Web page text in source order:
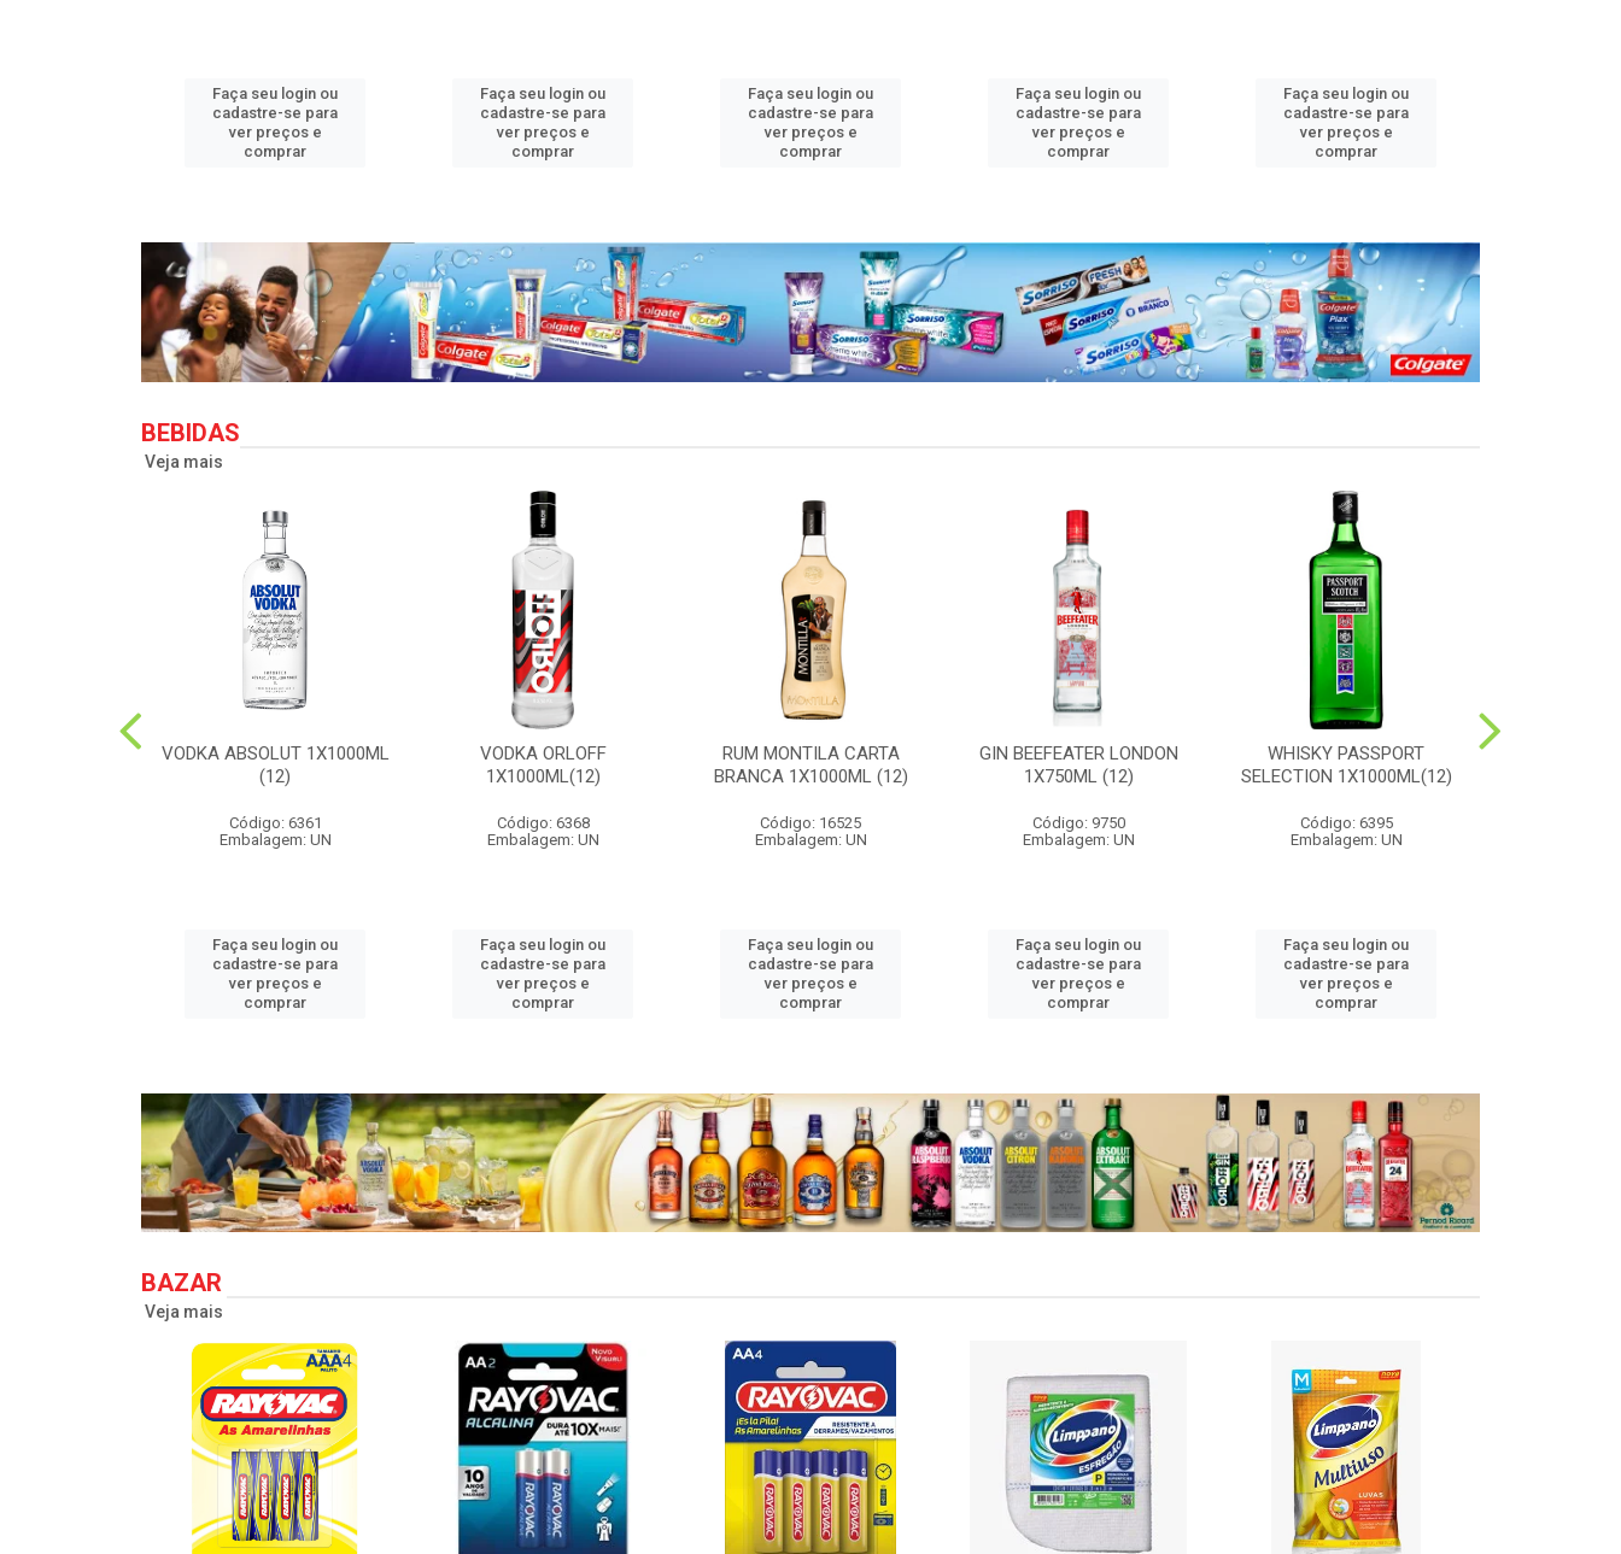
Faça seu login ou
cadastre-se para
ver preços e
comprar
Faça seu login ou
cadastre-se para
ver preços e
comprar
Faça seu login ou
cadastre-se para
ver preços e
comprar
Faça seu login ou
cadastre-se para
ver preços e
comprar
Faça seu login ou
cadastre-se para
ver preços e
comprar
BEBIDAS
Veja mais
VODKA ABSOLUT 1X1000ML
(12)
Código: 6361
Embalagem: UN
Faça seu login ou
cadastre-se para
ver preços e
comprar
VODKA ORLOFF
1X1000ML(12)
Código: 6368
Embalagem: UN
Faça seu login ou
cadastre-se para
ver preços e
comprar
RUM MONTILA CARTA
BRANCA 1X1000ML (12)
Código: 16525
Embalagem: UN
Faça seu login ou
cadastre-se para
ver preços e
comprar
GIN BEEFEATER LONDON
1X750ML (12)
Código: 9750
Embalagem: UN
Faça seu login ou
cadastre-se para
ver preços e
comprar
WHISKY PASSPORT
SELECTION 1X1000ML(12)
Código: 6395
Embalagem: UN
Faça seu login ou
cadastre-se para
ver preços e
comprar
BAZAR
Veja mais